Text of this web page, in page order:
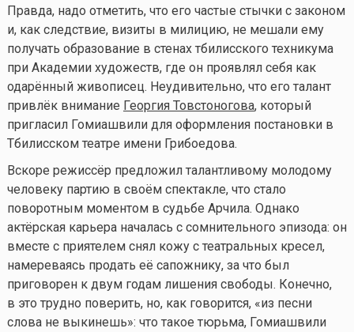
Правда, надо отметить, что его частые стычки с законом
и, как следствие, визиты в милицию, не мешали ему
получать образование в стенах тбилисского техникума
при Академии художеств, где он проявлял себя как
одарённый живописец. Неудивительно, что его талант
привлёк внимание Георгия Товстоногова, который
пригласил Гомиашвили для оформления постановки в
Тбилисском театре имени Грибоедова.
Вскоре режиссёр предложил талантливому молодому
человеку партию в своём спектакле, что стало
поворотным моментом в судьбе Арчила. Однако
актёрская карьера началась с сомнительного эпизода: он
вместе с приятелем снял кожу с театральных кресел,
намереваясь продать её сапожнику, за что был
приговорен к двум годам лишения свободы. Конечно,
в это трудно поверить, но, как говорится, «из песни
слова не выкинешь»: что такое тюрьма, Гомиашвили